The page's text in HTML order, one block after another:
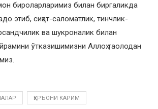
бироларларимиз билан биргаликда
этиб, сиҳат-саломатлик, тинчлик-
ва шукроналик билан
ўтказишимизни Аллоҳ таолодан
ҚУРЪОНИ КАРИМ